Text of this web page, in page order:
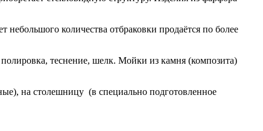
количества отбраковки продаётся по более
теснение, шелк. Мойки из камня (композита)
на столешницу (в специально подготовленное